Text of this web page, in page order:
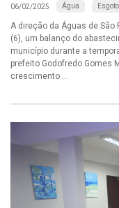
06/02/2025 Água Esgoto
A direção da Águas de
(6), um balanço do
município durante a
prefeito Godofredo Gomes
crescimento ...